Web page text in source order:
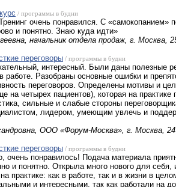
/ программы в будни
очень понравился. С «самокопанием»
и понятно. Знаю куда идти»
начальник отдела продаж, г. Москва,
переговоры / программы в будни
интересный. Были даны полезные
работе. Разобраны основные ошибки и
переговоров. Определены мотивы и
на четырех пациентов), которая на
сильные и слабые стороны
лидером, умеющим увлечь и
ООО «Форум-Москва», г. Москва,
переговоры / программы в будни
очень понравилось! Подача материала
и понятно. Открыла много нового для себя,
практике: как в работе, так и в жизни в
и интересными, так как работали на